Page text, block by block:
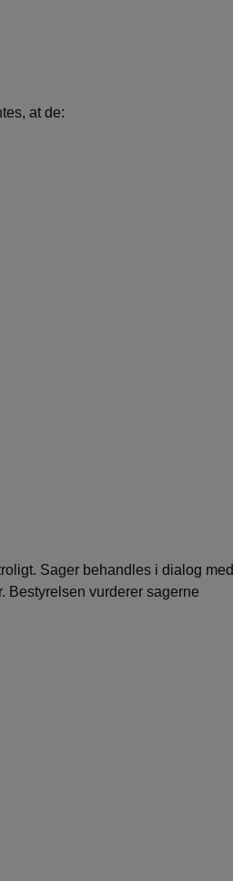
at de:
Sager behandles i dialog med
Bestyrelsen vurderer sagerne